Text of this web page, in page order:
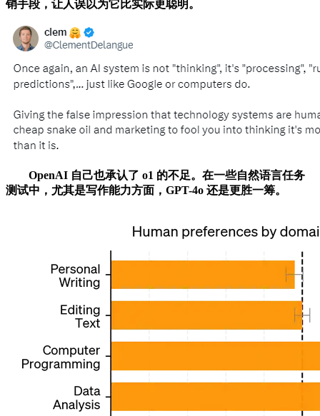
销手段，让人误以为它比实际更聪明。
OpenAI 自己也承认了 o1 的不足。在一些自然语言任务
测试中，尤其是写作能力方面，GPT-4o 还是更胜一筹。